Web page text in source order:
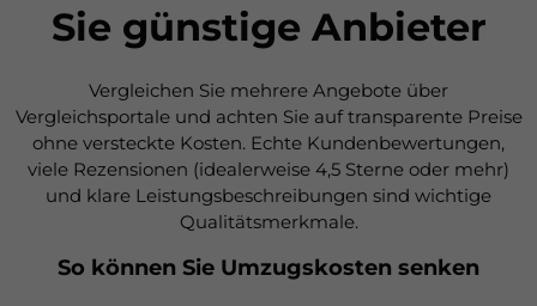
Sie günstige Anbieter
Vergleichen Sie mehrere Angebote über
Vergleichsportale und achten Sie auf transparente Preise
ohne versteckte Kosten. Echte Kundenbewertungen,
viele Rezensionen (idealerweise 4,5 Sterne oder mehr)
und klare Leistungsbeschreibungen sind wichtige
Qualitätsmerkmale.
So können Sie Umzugskosten senken